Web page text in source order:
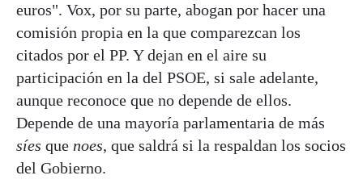
euros". Vox, por su parte, abogan por hacer una
comisión propia en la que comparezcan los
citados por el PP. Y dejan en el aire su
participación en la del PSOE, si sale adelante,
aunque reconoce que no depende de ellos.
Depende de una mayoría parlamentaria de más
síes que noes, que saldrá si la respaldan los socios
del Gobierno.